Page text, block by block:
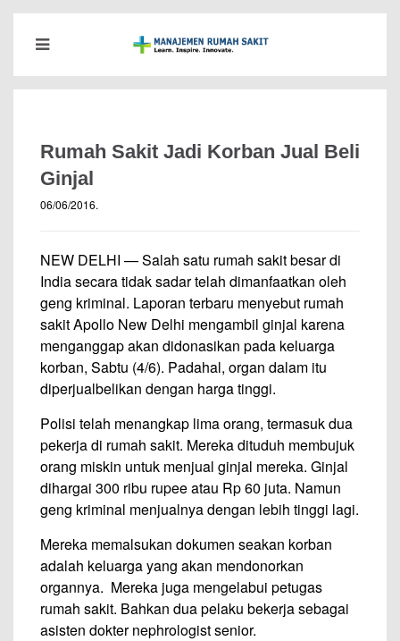
Rumah Sakit Jadi Korban Jual Beli
Ginjal
06/06/2016.
NEW DELHI — Salah satu rumah sakit besar di
India secara tidak sadar telah dimanfaatkan oleh
geng kriminal. Laporan terbaru menyebut rumah
sakit Apollo New Delhi mengambil ginjal karena
menganggap akan didonasikan pada keluarga
korban, Sabtu (4/6). Padahal, organ dalam itu
diperjualbelikan dengan harga tinggi.
Polisi telah menangkap lima orang, termasuk dua
pekerja di rumah sakit. Mereka dituduh membujuk
orang miskin untuk menjual ginjal mereka. Ginjal
dihargai 300 ribu rupee atau Rp 60 juta. Namun
geng kriminal menjualnya dengan lebih tinggi lagi.
Mereka memalsukan dokumen seakan korban
adalah keluarga yang akan mendonorkan
organnya. Mereka juga mengelabui petugas
rumah sakit. Bahkan dua pelaku bekerja sebagai
asisten dokter nephrologist senior.